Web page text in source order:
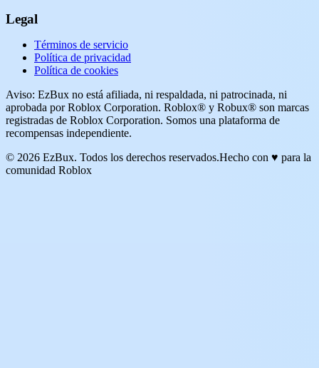
Legal
Términos de servicio
Política de privacidad
Política de cookies
Aviso: EzBux no está afiliada, ni respaldada, ni patrocinada, ni
aprobada por Roblox Corporation. Roblox® y Robux® son marcas
registradas de Roblox Corporation. Somos una plataforma de
recompensas independiente.
© 2026 EzBux. Todos los derechos reservados.Hecho con ♥ para la
comunidad Roblox